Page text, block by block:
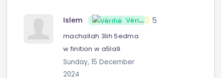
Islem Vérifié 5
machallah 3lih 5edma
w finition w a5la9
Sunday, 15 December
2024